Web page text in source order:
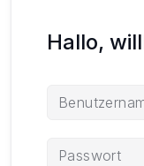
Hallo,